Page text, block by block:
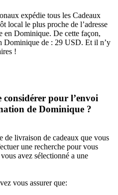
expédie tous les Cadeaux
local le plus proche de l’adresse
en Dominique. De cette façon,
Dominique de : 29 USD. Et il n’y
!
considérer pour l’envoi
de Dominique ?
de livraison de cadeaux que vous
une recherche pour vous
avez sélectionné a une
vous assurer que: